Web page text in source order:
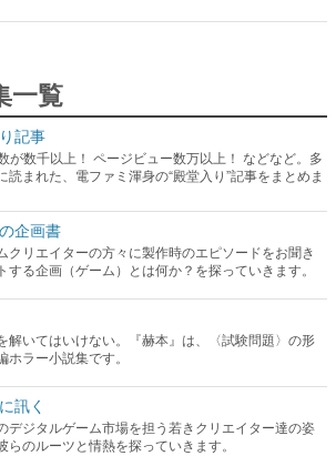
一覧
記事
が数千以上！ ページビュー数万以上！ などなど。多
読まれた、電ファミ渾身の“殿堂入り”記事をまとめま
企画書
クリエイターの方々に製作時のエピソードをお聞き
する企画（ゲーム）とは何か？を探っていきます。
解いてはいけない。『赫本』は、〈試験問題〉の形
ホラー小説集です。
訊く
デジタルゲーム市場を担う若きクリエイター達の姿
らのルーツと情熱を探っていきます。